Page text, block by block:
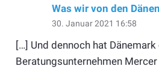
Was wir von den
30. Januar 2021 16:58
[…] Und dennoch hat Dänemark
Beratungsunternehmen